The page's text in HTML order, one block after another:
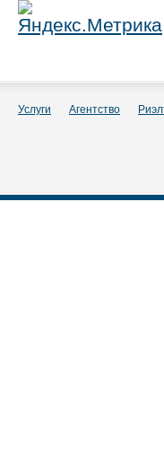
Услуги Агентство